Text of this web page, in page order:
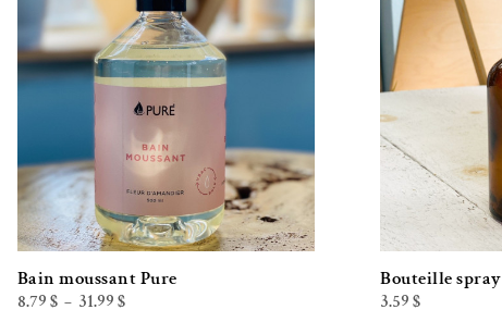
Ajouter à la liste de souhaits
Bain moussant Pure
8.79 $ – 31.99 $Plage
Bouteille spray
3.59 $